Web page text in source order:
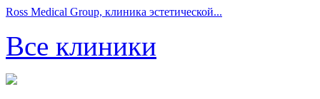
Ross Medical Group, клиника эстетической...
Все клиники